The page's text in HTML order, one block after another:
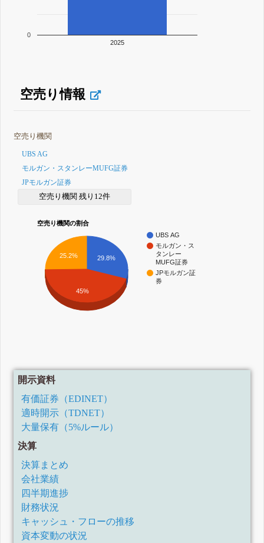
2025
0
空売り情報
空売り機関
UBS AG
モルガン・スタンレーMUFG証券
JPモルガン証券
空売り機関 残り12件
空売り機関の割合
UBS AG
モルガン・ス
タンレー
MUFG証券
JPモルガン証
券
29.8%
25.2%
45%
開示資料
有価証券（EDINET）
適時開示（TDNET）
大量保有（5%ルール）
決算
決算まとめ
会社業績
四半期進捗
財務状況
キャッシュ・フローの推移
資本変動の状況